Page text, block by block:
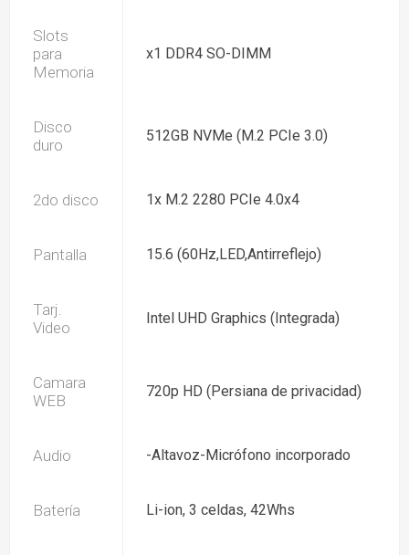
Slots
para
Memoria
x1 DDR4 SO-DIMM
Disco
duro
512GB NVMe (M.2 PCIe 3.0)
2do disco 1x M.2 2280 PCIe 4.0x4
Pantalla 15.6 (60Hz,LED,Antirreflejo)
Tarj.
Video
Intel UHD Graphics (Integrada)
Camara
WEB
720p HD (Persiana de privacidad)
Audio -Altavoz-Micrófono incorporado
Batería Li-ion, 3 celdas, 42Whs